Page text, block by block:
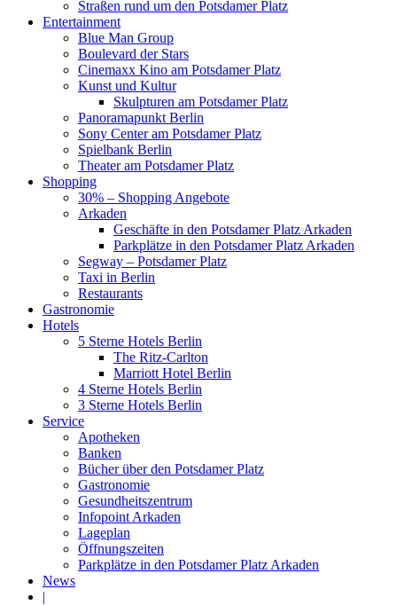
Straßen rund um den Potsdamer Platz
Entertainment
Blue Man Group
Boulevard der Stars
Cinemaxx Kino am Potsdamer Platz
Kunst und Kultur
Skulpturen am Potsdamer Platz
Panoramapunkt Berlin
Sony Center am Potsdamer Platz
Spielbank Berlin
Theater am Potsdamer Platz
Shopping
30% – Shopping Angebote
Arkaden
Geschäfte in den Potsdamer Platz Arkaden
Parkplätze in den Potsdamer Platz Arkaden
Segway – Potsdamer Platz
Taxi in Berlin
Restaurants
Gastronomie
Hotels
5 Sterne Hotels Berlin
The Ritz-Carlton
Marriott Hotel Berlin
4 Sterne Hotels Berlin
3 Sterne Hotels Berlin
Service
Apotheken
Banken
Bücher über den Potsdamer Platz
Gastronomie
Gesundheitszentrum
Infopoint Arkaden
Lageplan
Öffnungszeiten
Parkplätze in den Potsdamer Platz Arkaden
News
|